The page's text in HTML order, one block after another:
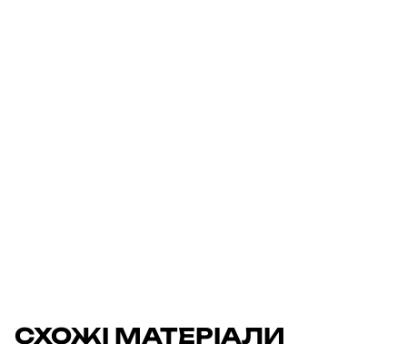
СХОЖІ МАТЕРІАЛИ